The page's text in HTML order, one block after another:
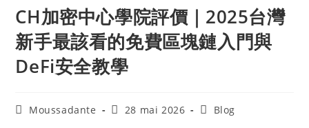
CH加密中心學院評價｜2025台灣
新手最該看的免費區塊鏈入門與
DeFi安全教學
Moussadante 28 mai 2026 Blog